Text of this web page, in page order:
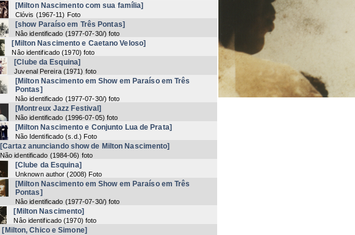
[Milton Nascimento com sua família]
Clóvis (1967-11) Foto
[show Paraíso em Três Pontas]
Nâo identificado (1977-07-30/) foto
[Milton Nascimento e Caetano Veloso]
Nâo identificado (1970) foto
[Clube da Esquina]
Juvenal Pereira (1971) foto
[Milton Nascimento em Show em Paraíso em Três
Pontas]
Nâo identificado (1977-07-30/) foto
[Montreux Jazz Festival]
Não identificado (1996-07-05) foto
[Milton Nascimento e Conjunto Lua de Prata]
Não Identificado (s.d. ) Foto
[Cartaz anunciando show de Milton Nascimento]
Não identificado (1984-06) foto
[Clube da Esquina]
Unknown author (2008) Foto
[Milton Nascimento em Show em Paraíso em Três
Pontas]
Nâo identificado (1977-07-30/) foto
[Milton Nascimento]
Nâo identificado (1970) foto
[Milton, Chico e Simone]